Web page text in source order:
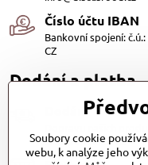
Číslo účtu IBAN
Bankovní spojení:
CZ
Dodání a platba
Dodání
s.r.o. a Zásilkovna
Soubory cookie
webu, k analýze jeho